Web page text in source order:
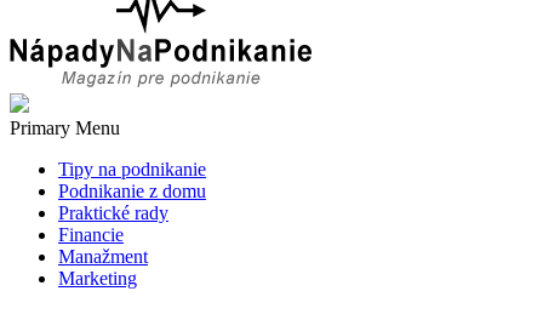
Nápady na podnikanie
Nápady na podnikanie
Primary Menu
Tipy na podnikanie
Podnikanie z domu
Praktické rady
Financie
Manažment
Marketing